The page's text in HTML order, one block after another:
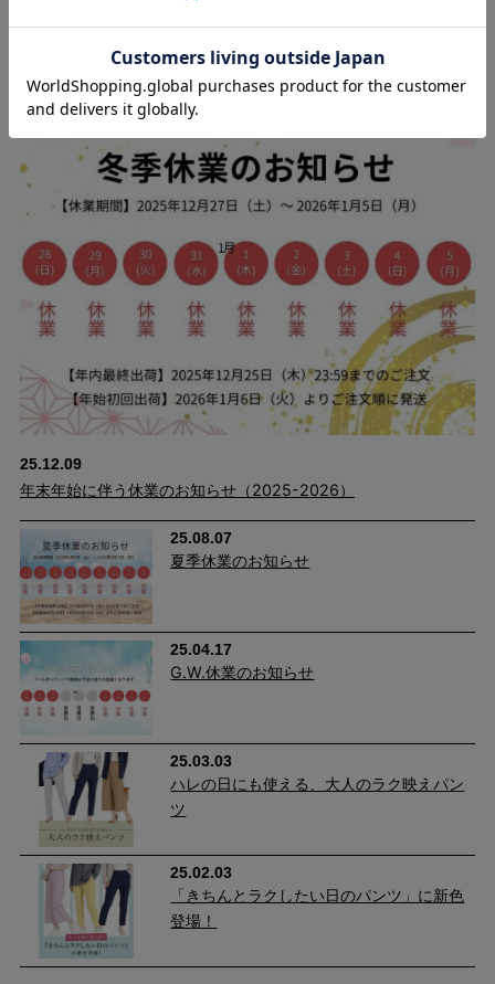
“ラクして美脚”が、叶う一本
ほどよくストレッチが効いているから、動きやすさも抜群。麻混
の涼やかさと、美脚シルエットの両立で、夏のデイリーがもっと
スタッフブログ
25.12.09
年末年始に伴う休業のお知らせ（2025-2026）
25.08.07
夏季休業のお知らせ
25.04.17
G.W.休業のお知らせ
25.03.03
ハレの日にも使える、大人のラク映えパン
ツ
25.02.03
「きちんとラクしたい日のパンツ」に新色
登場！